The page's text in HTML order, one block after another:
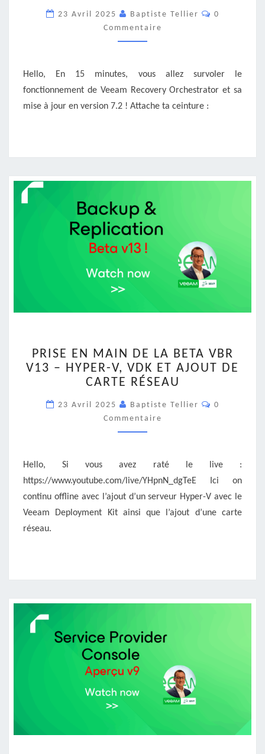
POUR
DÉCOUVRIR
CE
23 Avril 2025 Baptiste Tellier
0
Commentaire
Hello, En 15 minutes, vous allez survoler le
fonctionnement de Veeam Recovery Orchestrator et sa
mise à jour en version 7.2 ! Attache ta ceinture :
EN
MAIN
DE
BETA
VBR
V13
VDK
ET
AJOUT
PRISE EN MAIN DE LA BETA VBR
V13 – HYPER-V, VDK ET AJOUT DE
CARTE RÉSEAU
23 Avril 2025 Baptiste Tellier
0
Commentaire
Hello, Si vous avez raté le live :
https://www.youtube.com/live/YHpnN_dgTeE Ici on
continu offline avec l’ajout d’un serveur Hyper-V avec le
Veeam Deployment Kit ainsi que l’ajout d’une carte
réseau.